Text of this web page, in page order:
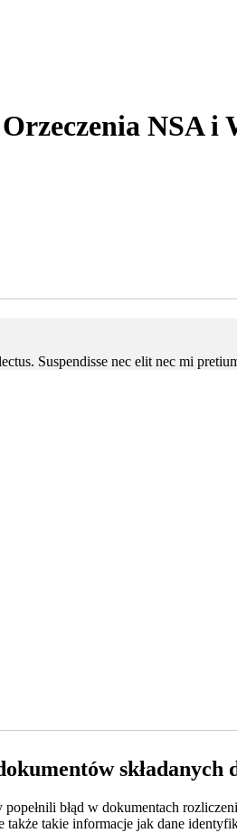
NSA i
Suspendisse nec elit nec mi
składanych
błąd w dokumentach
takie informacje jak dane